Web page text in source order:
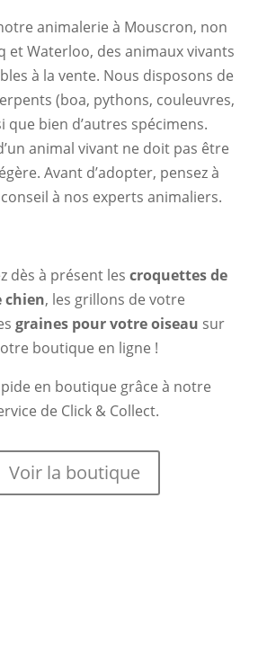
animalerie à Mouscron, non
et Waterloo, des animaux vivants
à la vente. Nous disposons de
(boa, pythons, couleuvres,
que bien d’autres spécimens.
animal vivant ne doit pas être
Avant d’adopter, pensez à
à nos experts animaliers.
dès à présent les croquettes de
chien, les grillons de votre
graines pour votre oiseau sur
boutique en ligne !
en boutique grâce à notre
de Click & Collect.
Voir la boutique